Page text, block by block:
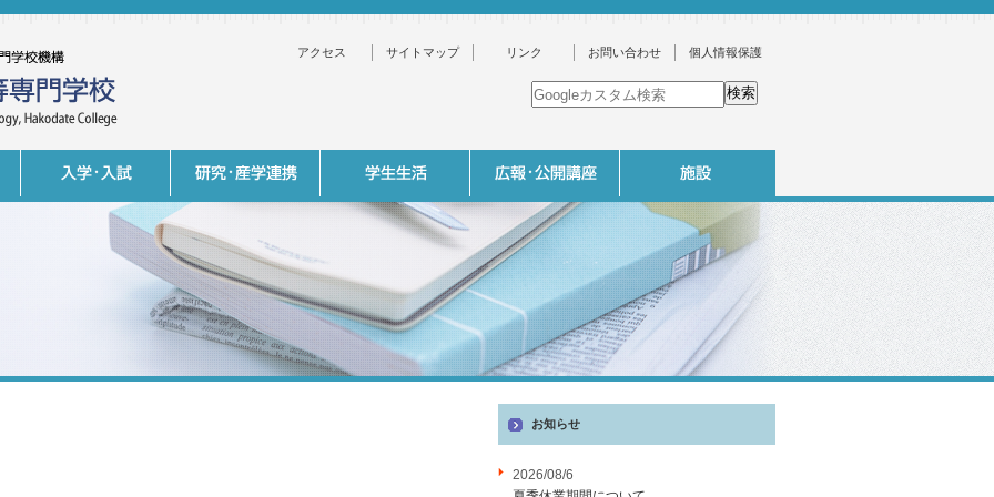
個人情報保護
お問い合わせ
リンク
サイトマップ
アクセス
お知らせ
2026/08/6